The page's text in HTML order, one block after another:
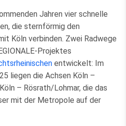
Jahren vier schnelle
die sternförmig den
Köln verbinden. Zwei Radwege
Projektes
entwickelt: Im
liegen die Achsen Köln –
– Rösrath/Lohmar, die das
mit der Metropole auf der